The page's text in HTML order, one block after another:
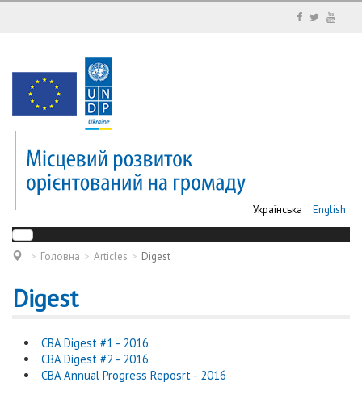
Українська English
Головна Articles Digest
Digest
CBA Digest #1 - 2016
CBA Digest #2 - 2016
CBA Annual Progress Reposrt - 2016